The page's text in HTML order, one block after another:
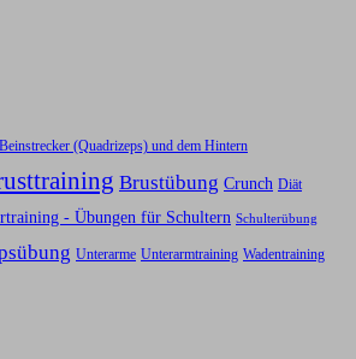
(Quadrizeps) und dem Hintern
Brustübung Crunch Diät
- Übungen für Schultern Schulterübung
Unterarme Unterarmtraining Wadentraining